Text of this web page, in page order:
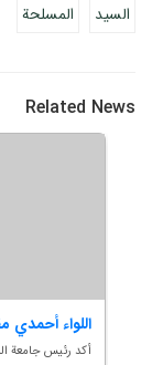
السيد
المسلحة
Related News
اللواء أحمدي
أكد رئيس جامعة